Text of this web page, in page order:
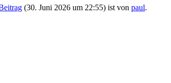
(30. Juni 2026 um 22:55) ist von paul.